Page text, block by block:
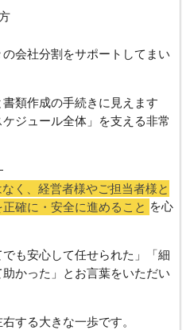
会社分割をサポートしてまい
類作成の手続きに見えます
ジュール全体」を支える非常
く、経営者様やご担当者様と
確に・安全に進めること を心
も安心して任せられた」「細
かった」とお言葉をいただい
する大きな一歩です。